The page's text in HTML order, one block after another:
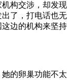
构交涉，却发现
了，打电话也无
边的机构来坚持
的卵巢功能不太